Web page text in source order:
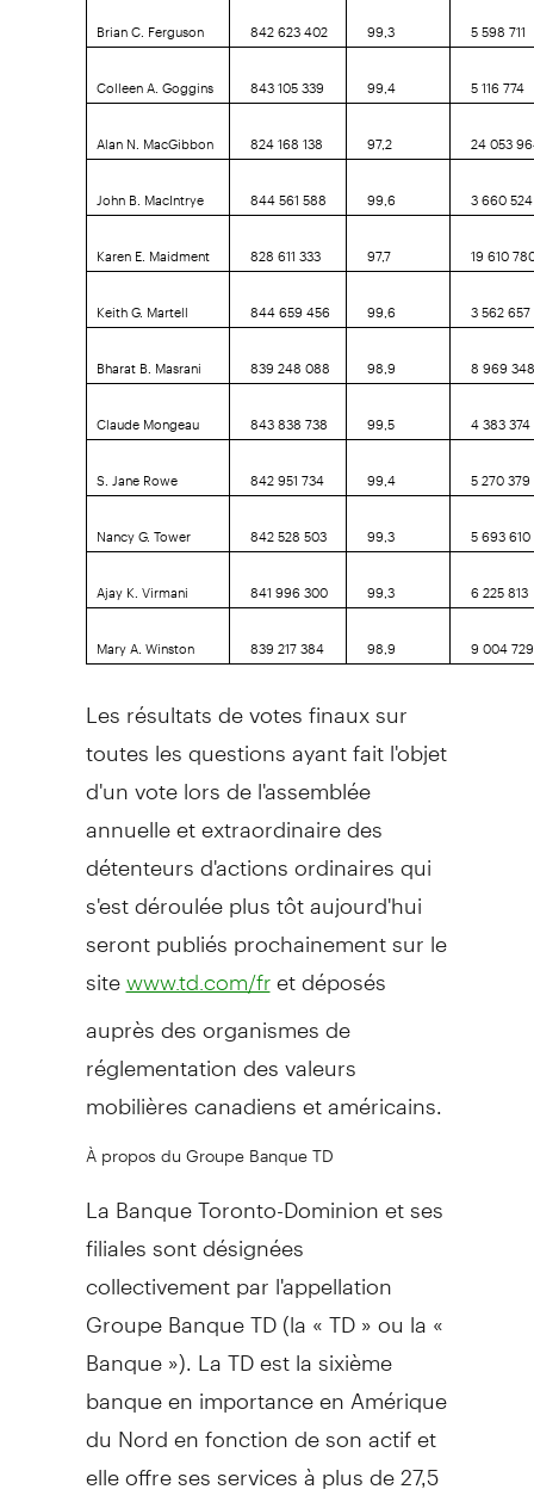
Brian C. Ferguson
842 623 402 99,3
5 598 711
Colleen A. Goggins
843 105 339 99,4
5 116 774
Alan N. MacGibbon
824 168 138 97,2
24 053
John B. MacIntrye
844 561 588 99,6
3 660 524
Karen E. Maidment
828 611 333 97,7
19 610
Keith G. Martell
844 659 456 99,6
3 562 657
Bharat B. Masrani
839 248 088 98,9
8 969
Claude Mongeau
843 838 738 99,5
4 383 374
S. Jane Rowe
842 951 734 99,4
5 270 379
Nancy G. Tower
842 528 503 99,3
5 693 610
Ajay K. Virmani
841 996 300 99,3
6 225 813
Mary A. Winston
839 217 384 98,9 9 004 729
Les résultats de votes finaux sur
toutes les questions ayant fait l'objet
d'un vote lors de l'assemblée
annuelle et extraordinaire des
détenteurs d'actions ordinaires qui
s'est déroulée plus tôt aujourd'hui
seront publiés prochainement sur le
site www.td.com/fret déposés
auprès des organismes de
réglementation des valeurs
mobilières canadiens et américains.
À propos du Groupe Banque TD
La Banque Toronto-Dominion et ses
filiales sont désignées
collectivement par l'appellation
Groupe Banque TD (la « TD » ou la «
Banque »). La TD est la sixième
banque en importance en Amérique
du Nord en fonction de son actif et
elle offre ses services à plus de 27,5